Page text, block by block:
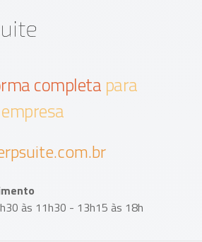
completa para
às 11h30 - 13h15 às 18h